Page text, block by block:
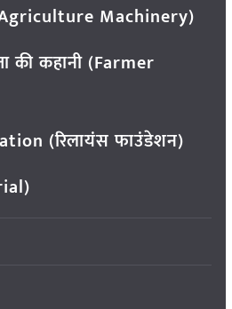
Machinery)
की कहानी (Farmer
(रिलायंस फाउंडेशन)